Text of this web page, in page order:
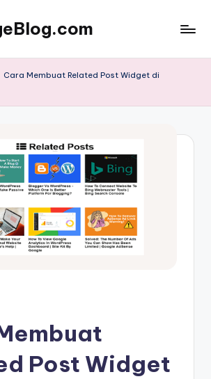
Cara Membuat Related Post Widget di
Post Widget